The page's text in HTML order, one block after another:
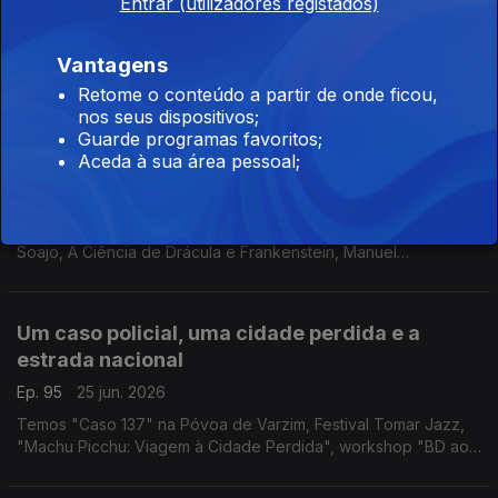
Temos “Fintar a Vida: Caniço, Futebol e o Estado Novo”, o
filme "Comboios", "Bowie - The Photographers", "You Better
Run" e "Becoming Marilyn & Becoming Elvis"
Ciências, harpas e pugilismo
Soajo, A Ciência de Drácula e Frankenstein, Manuel
Um caso policial, uma cidade perdida e a
estrada nacional
Ep. 95
25 jun. 2026
Temos "Caso 137" na Póvoa de Varzim, Festival Tomar Jazz,
"Machu Picchu: Viagem à Cidade Perdida", workshop "BD ao
Vantagens
Retome o conteúdo a partir de onde ficou,
nos seus dispositivos;
Guarde programas favoritos;
Aceda à sua área pessoal;